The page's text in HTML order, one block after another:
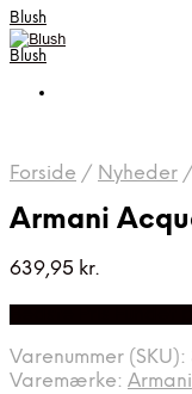
Blush
Blush
Forside / Nyheder /
Armani
639,95 kr.
Varenummer (SKU):
Varemærke: Armani